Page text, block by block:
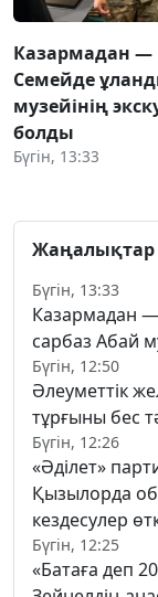
Казармадан —
Семейде
музейінің
болды
Бүгін, 13:33
Жаңалықтар
Бүгін, 13:33
Казармадан
сарбаз Абай
Бүгін, 12:50
Әлеуметтік
тұрғыны бес
Бүгін, 12:26
«Әділет»
Қызылорда
кездесулер
Бүгін, 12:25
«Батаға деп